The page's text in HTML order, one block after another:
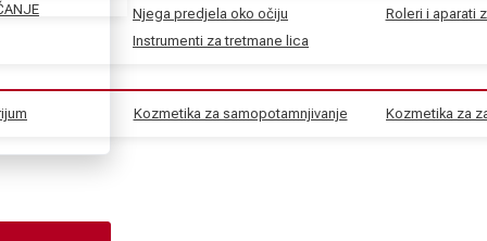
Njega predjela oko očiju
Instrumenti za tretmane lica
Roleri i aparati
Kozmetika za samopotamnjivanje Kozmetika za